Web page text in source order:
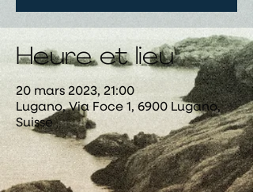
Heure et lieu
20 mars 2023, 21:00
Lugano, Via Foce 1, 6900 Lugano,
Suisse